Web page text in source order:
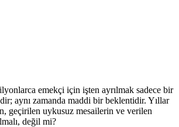
emekçi için işten ayrılmak sadece bir
aynı zamanda maddi bir beklentidir. Yıllar
geçirilen uykusuz mesailerin ve verilen
değil mi?